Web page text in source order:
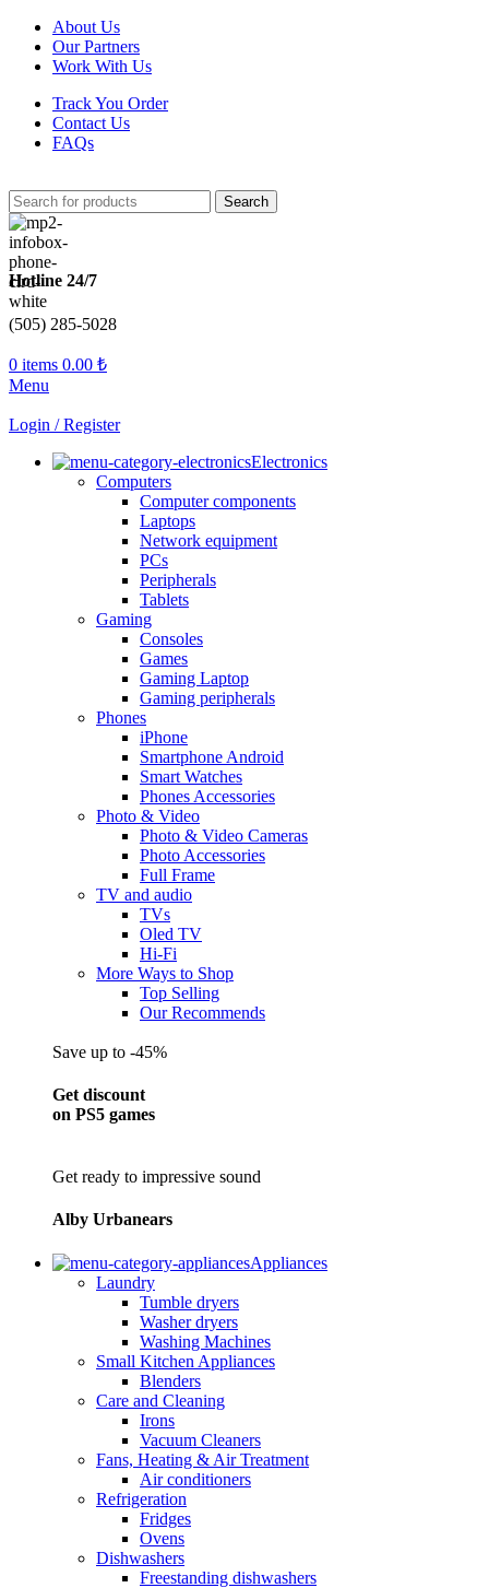
About Us
Our Partners
Work With Us
Track You Order
Contact Us
FAQs
Search
Hotline 24/7
(505) 285-5028
0 items 0.00 ₺
Menu
Login / Register
Electronics
Computers
Computer components
Laptops
Network equipment
PCs
Peripherals
Tablets
Gaming
Consoles
Games
Gaming Laptop
Gaming peripherals
Phones
iPhone
Smartphone Android
Smart Watches
Phones Accessories
Photo & Video
Photo & Video Cameras
Photo Accessories
Full Frame
TV and audio
TVs
Oled TV
Hi-Fi
More Ways to Shop
Top Selling
Our Recommends
Save up to -45%
Get discount
on PS5 games
Get ready to impressive sound
Alby Urbanears
Appliances
Laundry
Tumble dryers
Washer dryers
Washing Machines
Small Kitchen Appliances
Blenders
Care and Cleaning
Irons
Vacuum Cleaners
Fans, Heating & Air Treatment
Air conditioners
Refrigeration
Fridges
Ovens
Dishwashers
Freestanding dishwashers